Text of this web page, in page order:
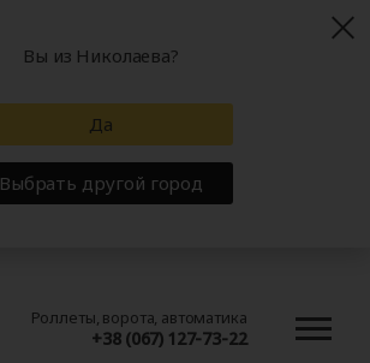
Роллеты, ворота, автоматика
+38 (067) 127-73-22
Вы из Николаева?
Да
Выбрать другой город